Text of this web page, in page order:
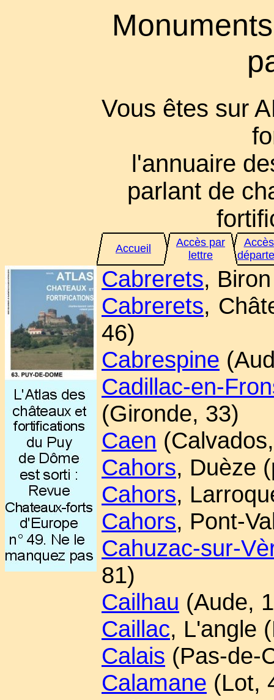
Vous êtes sur
l'annuaire
parlant de
Accueil
Accès par
lettre
Cabrerets,
Cabrerets,
46)
Cabrespine
Cadillac-en-
(Gironde, 33)
Caen
Cahors, Duèze
Cahors,
Cahors, Pont-
Cahuzac-sur-
81)
Cailhau (Aude,
Caillac, L'angle
Calais (Pas-de-
Calamane (Lot,